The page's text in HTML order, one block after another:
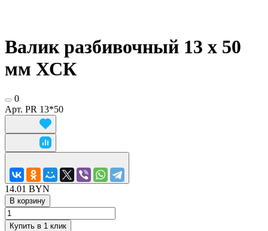
Валик разбивочный 13 х 50
мм ХСК
0
Арт. PR 13*50
14.01 BYN
В корзину
Купить в 1 клик